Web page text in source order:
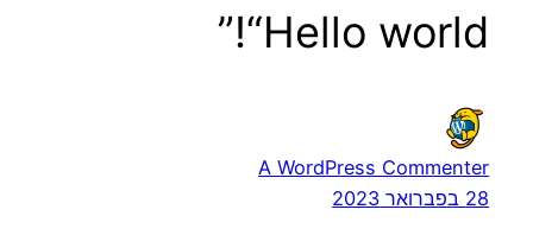
“Hello world!”
A WordPress Commenter
28 בפברואר 2023